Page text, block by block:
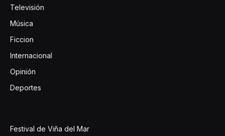
Televisión
Música
Ficcion
Internacional
Opinión
Deportes
Festival de Viña del Mar